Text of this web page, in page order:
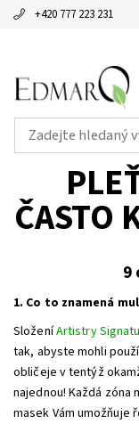
+420 777 223 231
ČASTO
9
1. Co to znamená
SloženíArtistry
tak, abyste mohli
obličeje v tentýž
najednou! Každá
masek Vám